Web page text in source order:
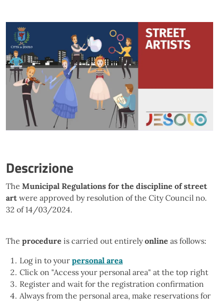
Descrizione
The Municipal Regulations for the discipline of street
art were approved by resolution of the City Council no.
32 of 14/03/2024.
The procedure is carried out entirelyonline as follows:
Log in to your personal area
Click on "Access your personal area" at the top right
Register and wait for the registration confirmation
Always from the personal area, make reservations for